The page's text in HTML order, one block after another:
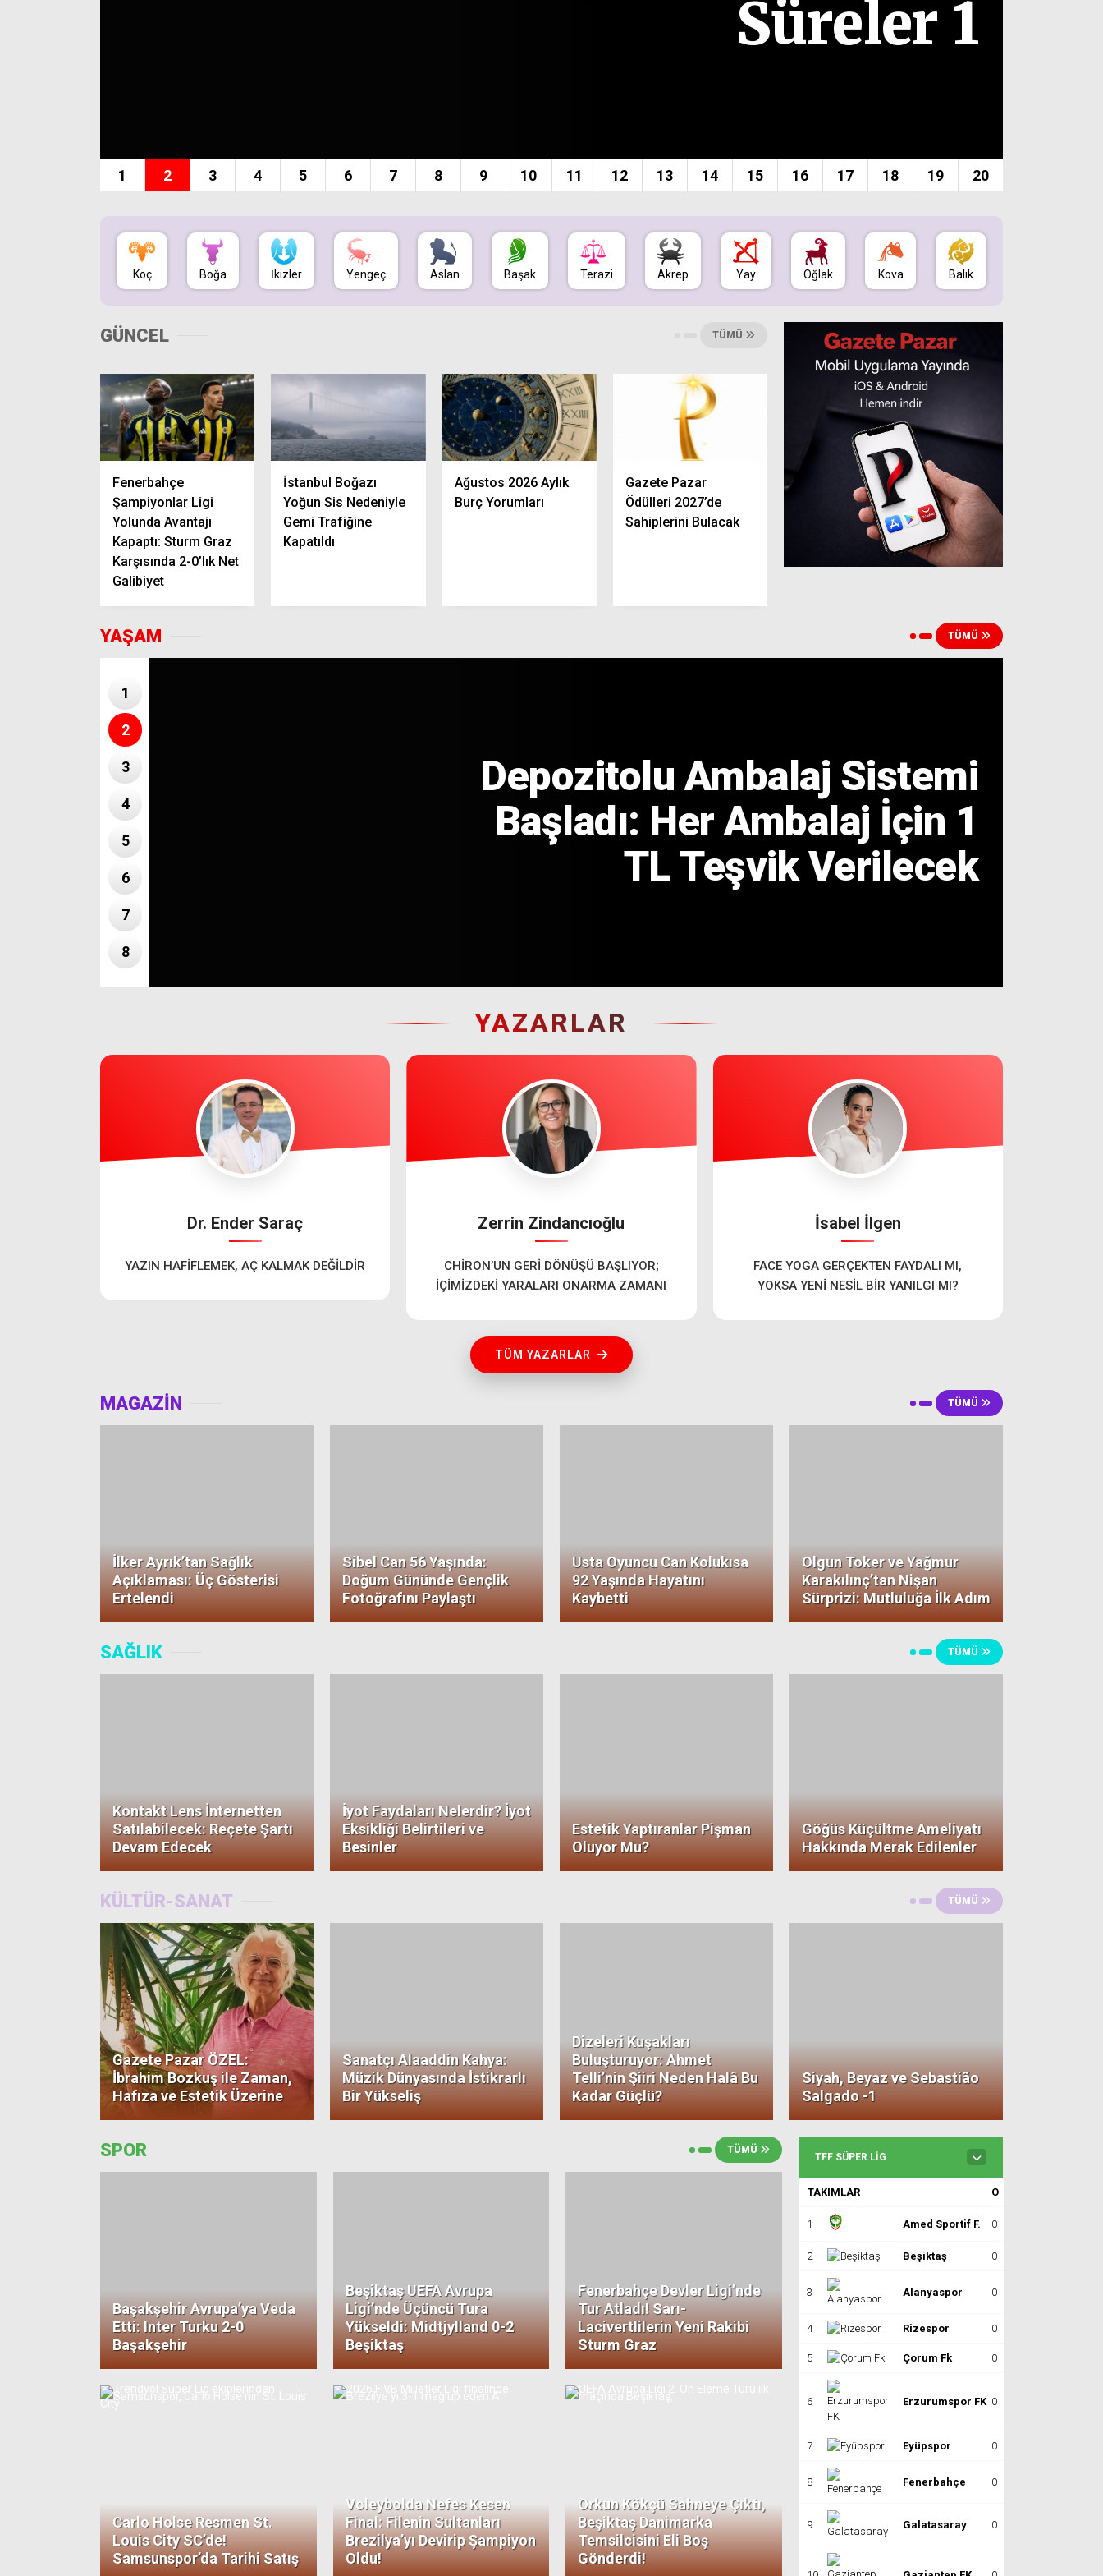
Süreler 1
1 2 3 4 5 6 7 8 9 10 11 12 13 14 15 16 17 18 19 20
Koç Boğa İkizler Yengeç Aslan Başak Terazi Akrep Yay Oğlak Kova Balık
GÜNCEL TÜMÜ
Fenerbahçe
Şampiyonlar Ligi
Yolunda Avantajı
Kapaptı: Sturm Graz
Karşısında 2-0’lık Net
Galibiyet
İstanbul Boğazı
Yoğun Sis Nedeniyle
Gemi Trafiğine
Kapatıldı
Ağustos 2026 Aylık
Burç Yorumları
Gazete Pazar
Ödülleri 2027’de
Sahiplerini Bulacak
YAŞAM TÜMÜ
Depozitolu Ambalaj Sistemi
Başladı: Her Ambalaj İçin 1
TL Teşvik Verilecek
1
2
3
4
5
6
7
8
YAZARLAR
Dr. Ender Saraç
YAZIN HAFİFLEMEK, AÇ KALMAK DEĞİLDİR
Zerrin Zindancıoğlu
CHİRON’UN GERİ DÖNÜŞÜ BAŞLIYOR;
İÇİMİZDEKİ YARALARI ONARMA ZAMANI
İsabel İlgen
FACE YOGA GERÇEKTEN FAYDALI MI,
YOKSA YENİ NESİL BİR YANILGI MI?
TÜM YAZARLAR
MAGAZİN TÜMÜ
İlker Ayrık’tan Sağlık
Açıklaması: Üç Gösterisi
Ertelendi
Sibel Can 56 Yaşında:
Doğum Gününde Gençlik
Fotoğrafını Paylaştı
Usta Oyuncu Can Kolukısa
92 Yaşında Hayatını
Kaybetti
Olgun Toker ve Yağmur
Karakılınç’tan Nişan
Sürprizi: Mutluluğa İlk Adım
SAĞLIK TÜMÜ
Kontakt Lens İnternetten
Satılabilecek: Reçete Şartı
Devam Edecek
İyot Faydaları Nelerdir? İyot
Eksikliği Belirtileri ve
Besinler
Estetik Yaptıranlar Pişman
Oluyor Mu?
Göğüs Küçültme Ameliyatı
Hakkında Merak Edilenler
KÜLTÜR-SANAT TÜMÜ
Gazete Pazar ÖZEL:
İbrahim Bozkuş ile Zaman,
Hafıza ve Estetik Üzerine
Sanatçı Alaaddin Kahya:
Müzik Dünyasında İstikrarlı
Bir Yükseliş
Dizeleri Kuşakları
Buluşturuyor: Ahmet
Telli’nin Şiiri Neden Halâ Bu
Kadar Güçlü?
Siyah, Beyaz ve Sebastião
Salgado -1
SPOR TÜMÜ
Başakşehir Avrupa’ya Veda
Etti: Inter Turku 2-0
Başakşehir
Beşiktaş UEFA Avrupa
Ligi’nde Üçüncü Tura
Yükseldi: Midtjylland 0-2
Beşiktaş
Fenerbahçe Devler Ligi’nde
Tur Atladı! Sarı-
Lacivertlilerin Yeni Rakibi
Sturm Graz
Carlo Holse Resmen St.
Louis City SC’de!
Samsunspor’da Tarihi Satış
Voleybolda Nefes Kesen
Final: Filenin Sultanları
Brezilya’yı Devirip Şampiyon
Oldu!
Orkun Kökçü Sahneye Çıktı,
Beşiktaş Danimarka
Temsilcisini Eli Boş
Gönderdi!
TFF SÜPER LIG
TAKIMLAR O
1 Amed Sportif F. 0
2 Beşiktaş 0
3 Alanyaspor 0
4 Rizespor 0
5 Çorum Fk 0
6 Erzurumspor FK 0
7 Eyüpspor 0
8 Fenerbahçe 0
9 Galatasaray 0